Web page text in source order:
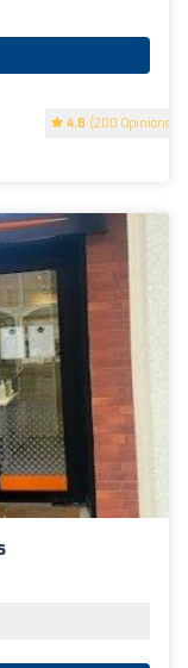
4.8 (200 Opinions)